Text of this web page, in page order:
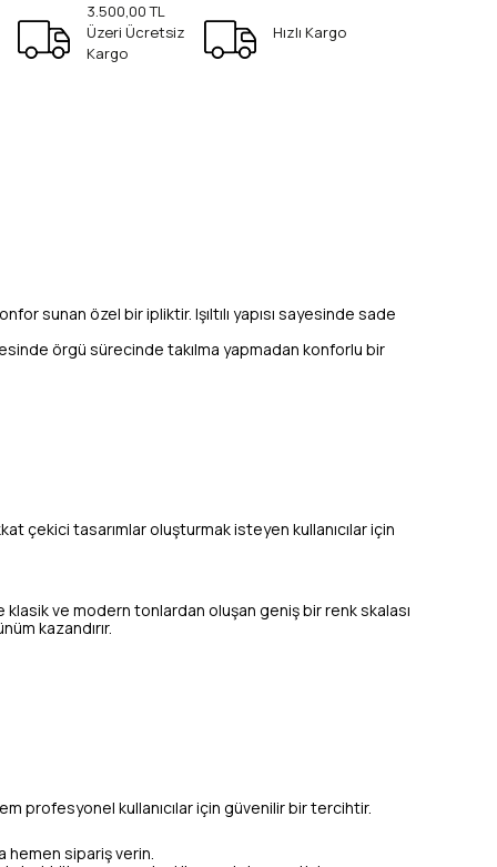
3.500,00 TL
Üzeri Ücretsiz
Kargo
Hızlı Kargo
sunan özel bir ipliktir. Işıltılı yapısı sayesinde sade
örgü sürecinde takılma yapmadan konforlu bir
çekici tasarımlar oluşturmak isteyen kullanıcılar için
ve modern tonlardan oluşan geniş bir renk skalası
kazandırır.
profesyonel kullanıcılar için güvenilir bir tercihtir.
hemen sipariş verin.